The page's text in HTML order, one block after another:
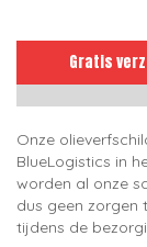
Gratis
Onze
BlueLogistics in
worden al onze
dus geen zorgen
tijdens de